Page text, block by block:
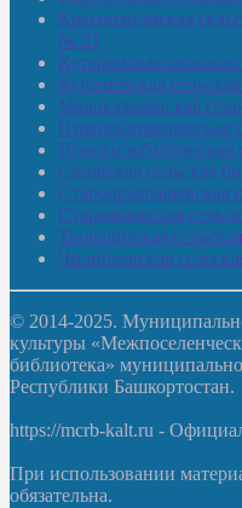
Краснохолмская
№ 21
Кутеремская
Кучашевская
Малокачаковская
Нижнекачмашевская
Новокильбахтинская
Сазовская сельская
Староорьебашевская
Старояшевская
Тюльдинская
Чилибеевская
© 2014-2025.
культуры
библиотека»
Республики Башкортостан.
https://mcrb-kalt.ru -
При использовании
обязательна.